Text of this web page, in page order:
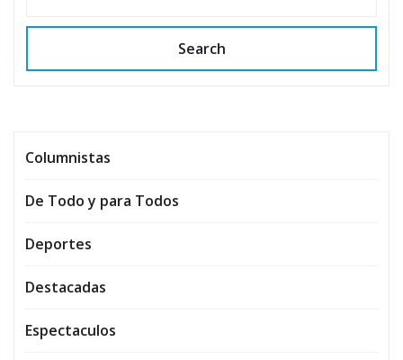
Search
Columnistas
De Todo y para Todos
Deportes
Destacadas
Espectaculos